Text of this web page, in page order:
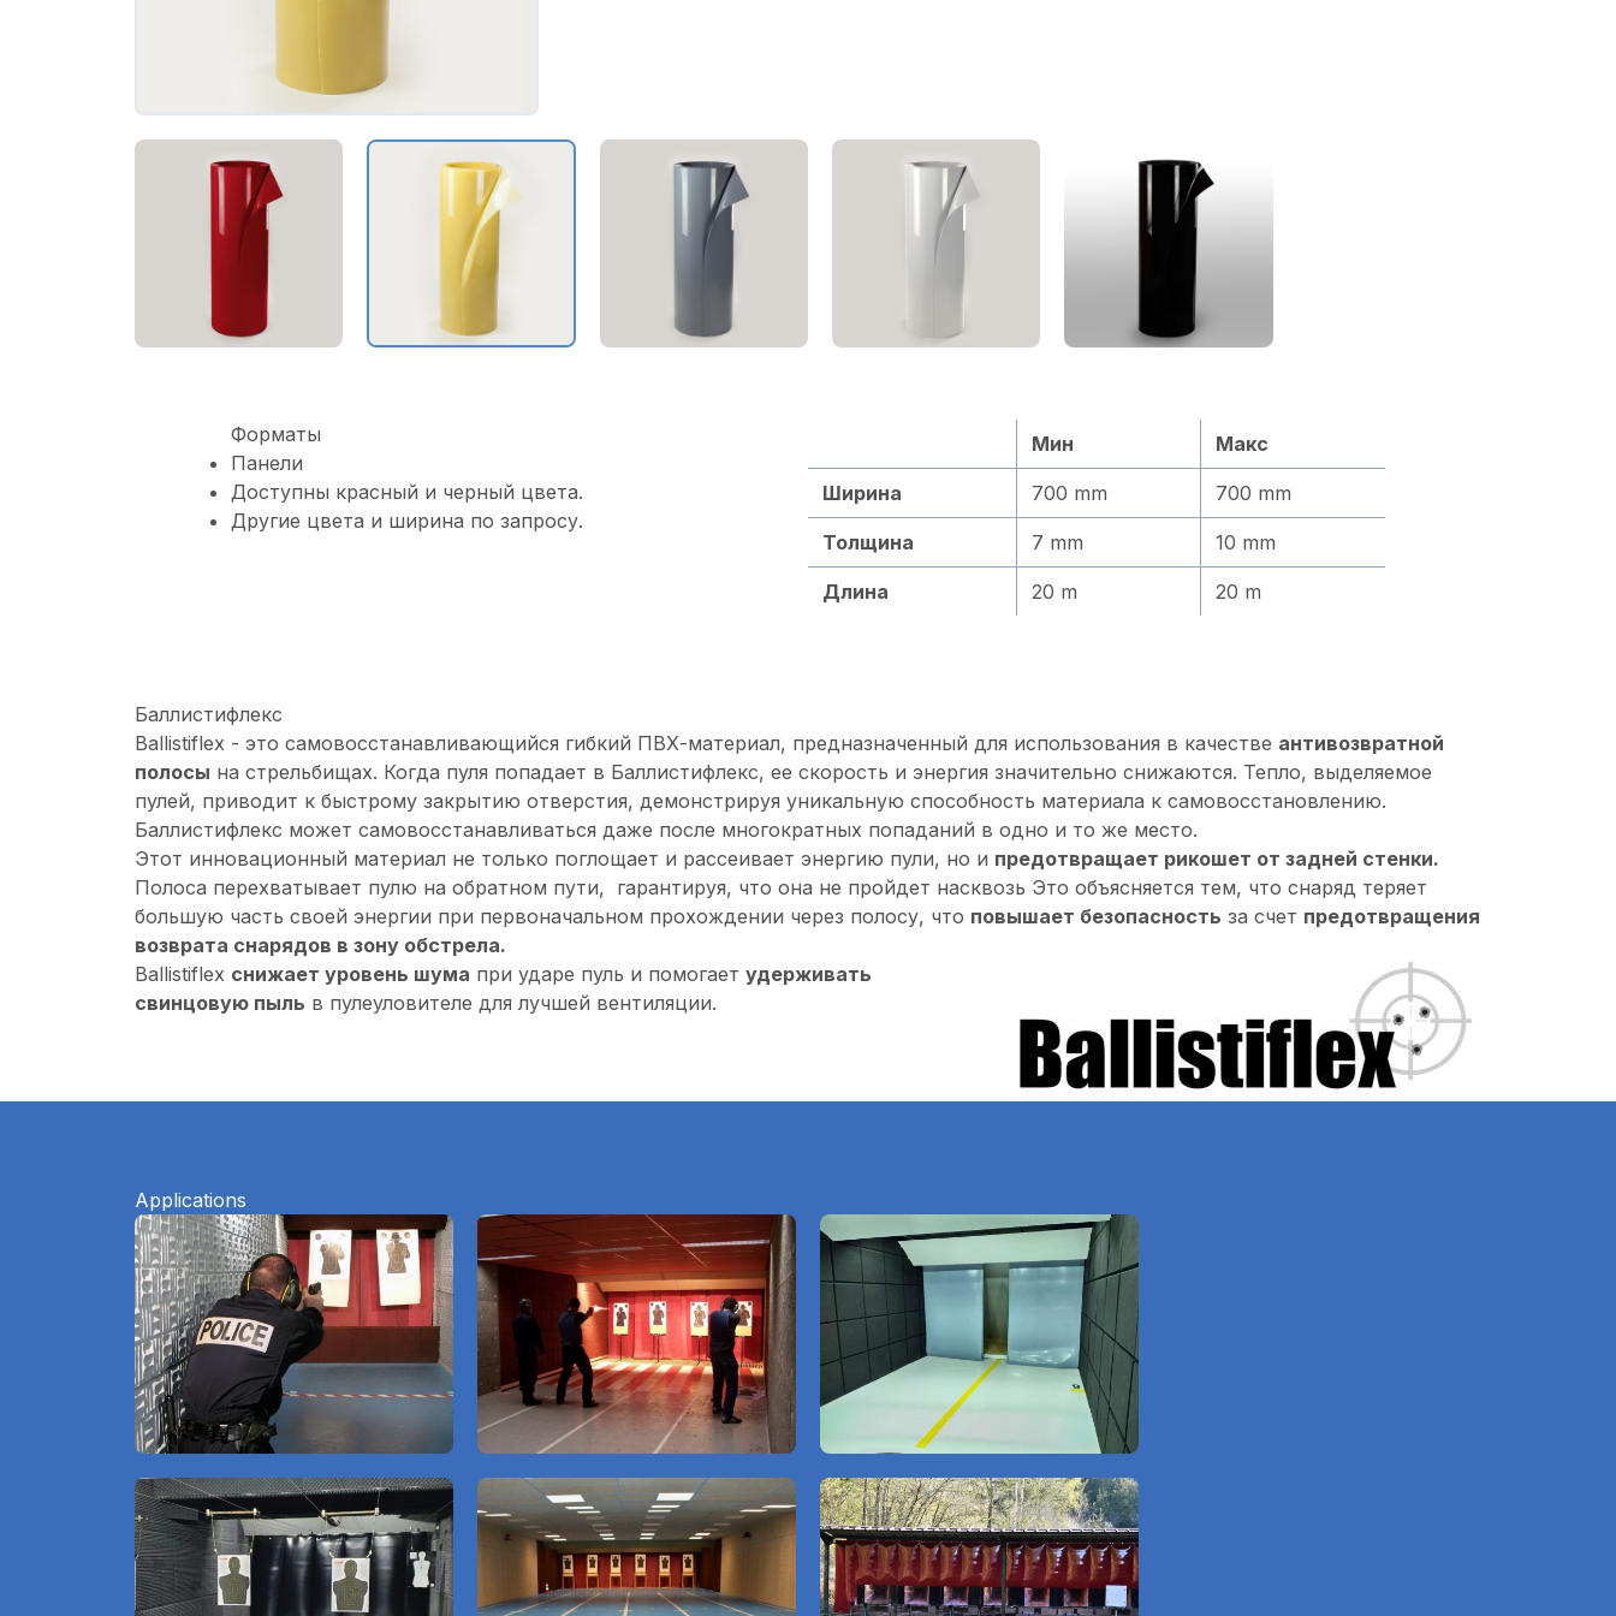
Форматы
Панели
Доступны красный и черный цвета.
Другие цвета и ширина по запросу.
Мин Макс
Ширина 700 mm 700 mm
Толщина 7 mm 10 mm
Длина 20 m 20 m
Баллистифлекс
Ballistiflex - это самовосстанавливающийся гибкий ПВХ-материал, предназначенный для использования в качестве антивозвратной
полосы на стрельбищах. Когда пуля попадает в Баллистифлекс, ее скорость и энергия значительно снижаются. Тепло, выделяемое
пулей, приводит к быстрому закрытию отверстия, демонстрируя уникальную способность материала к самовосстановлению.
Баллистифлекс может самовосстанавливаться даже после многократных попаданий в одно и то же место.
Этот инновационный материал не только поглощает и рассеивает энергию пули, но и предотвращает рикошет от задней стенки.
Полоса перехватывает пулю на обратном пути, гарантируя, что она не пройдет насквозь Это объясняется тем, что снаряд теряет
большую часть своей энергии при первоначальном прохождении через полосу, что повышает безопасность за счет предотвращения
возврата снарядов в зону обстрела.
Ballistiflex снижает уровень шума при ударе пуль и помогает удерживать
свинцовую пыль в пулеуловителе для лучшей вентиляции.
Applications